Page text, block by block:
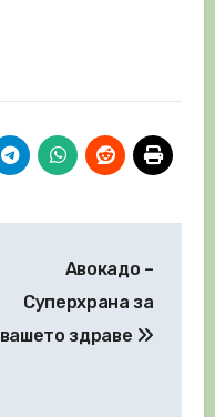
Авокадо –
Суперхрана за
вашето здраве